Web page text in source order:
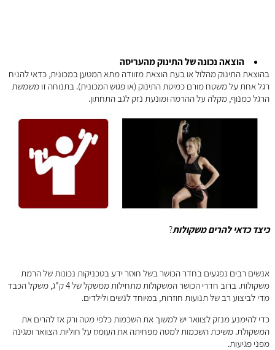
הוצאה נכונה של התינוק מהעריסה
בהוצאת התינוק מהלול או בעת הוצאת מזוודה מתא המטען במכונית, כדאי להניח
רגל אחת על משטח מורם כמיטת התינוק (או פגוש המכונית). בתנוחה זו משמשת
הרגל כמנוף, מקלה על ההרמה ומונעת נזק לגב התחתון.
כיצד כדאי להרים משקולות?
אנשים רבים נפגעים בחדר הכושר בשל חוסר ידע בטכניקות נכונות של הרמת
משקולות. ברוב חדרי הכושר המשקולות מתחילות ממשקל של 4 ק"ג, משקל הכבד
מדי לביצוע רב של תנועות חוזרות, במיוחד לנשים ולילדים.
כדי להימנע מנזק לצוואר יש למשוך את השכמות כלפי מטה ורק אז להרים את
המשקולת. משיכת השכמות למטה מפחיתה את העומס על חוליות הצוואר ומגינה
מפני פגיעות.